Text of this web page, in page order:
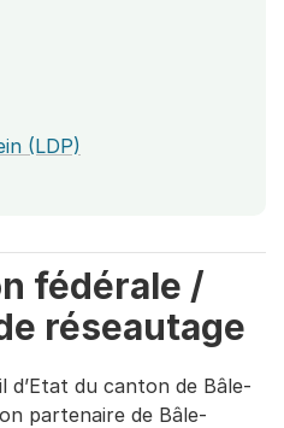
(LDP)
fédérale /
réseautage
d’Etat du canton de Bâle-
partenaire de Bâle-